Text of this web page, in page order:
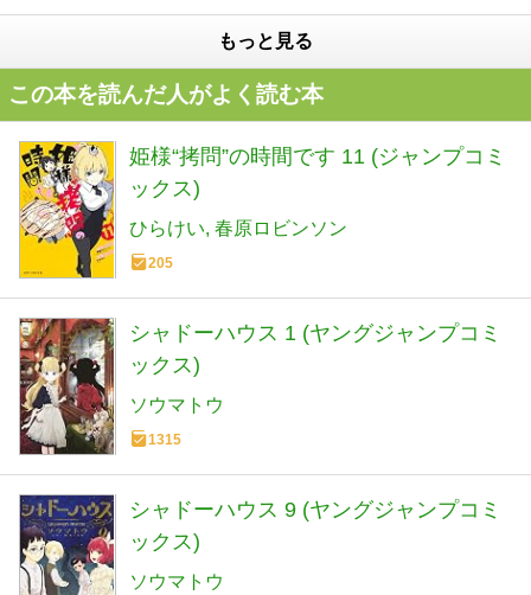
もっと見る
この本を読んだ人がよく読む本
姫様“拷問”の時間です 11 (ジャンプコミ
ックス)
ひらけい 春原ロビンソン
205
シャドーハウス 1 (ヤングジャンプコミ
ックス)
ソウマトウ
1315
シャドーハウス 9 (ヤングジャンプコミ
ックス)
ソウマトウ